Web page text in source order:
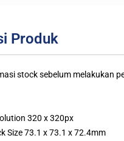
Produk
stock sebelum melakukan
320 x 320px
Size 73.1 x 73.1 x 72.4mm